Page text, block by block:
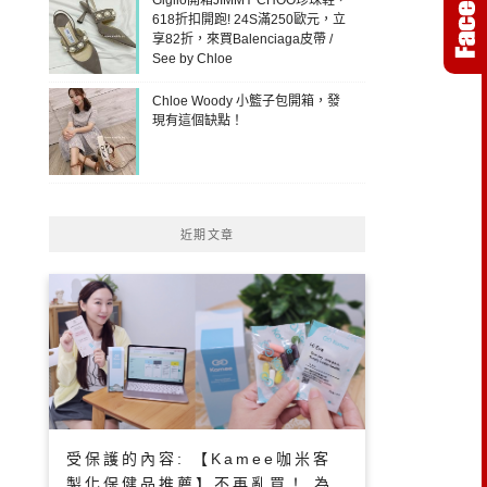
618折扣開跑! 24S滿250歐元，立
享82折，來買Balenciaga皮帶 /
See by Chloe
Chloe Woody 小籃子包開箱，發
現有這個缺點！
近期文章
受保護的內容: 【Kamee咖米客
製化保健品推薦】不再亂買！ 為